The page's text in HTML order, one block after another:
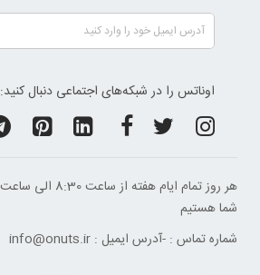
اوناتس را در شبکه‌های اجتماعی دنبال کنید:
شما هستیم
شماره تماس : -آدرس ایمیل : info@onuts.ir